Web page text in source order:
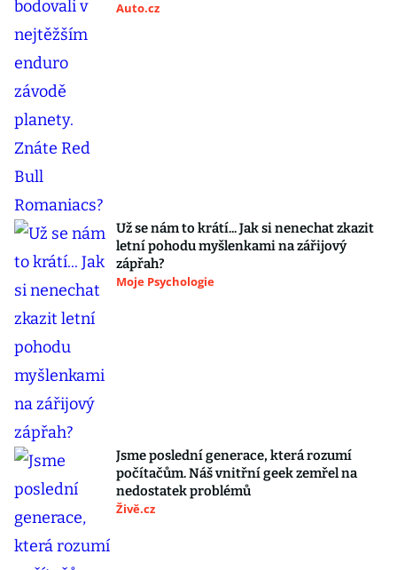
Auto.cz
Už se nám to krátí... Jak si nenechat zkazit
letní pohodu myšlenkami na zářijový
zápřah?
Moje Psychologie
Jsme poslední generace, která rozumí
počítačům. Náš vnitřní geek zemřel na
nedostatek problémů
Živě.cz